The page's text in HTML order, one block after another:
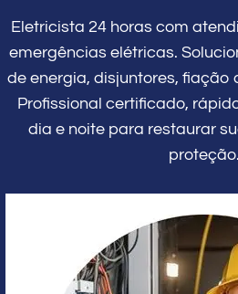
Eletricista 24 horas com
emergências elétricas.
de energia, disjuntores, fiação
Profissional certificado,
dia e noite para restaurar
proteção.